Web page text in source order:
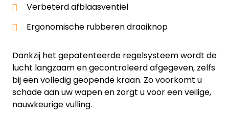
Verbeterd afblaasventiel
Ergonomische rubberen draaiknop
Dankzij het gepatenteerde regelsysteem wordt de
lucht langzaam en gecontroleerd afgegeven, zelfs
bij een volledig geopende kraan. Zo voorkomt u
schade aan uw wapen en zorgt u voor een veilige,
nauwkeurige vulling.